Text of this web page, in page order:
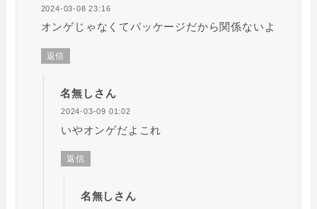
2024-03-08 23:16
オンゲじゃなくてパッケージだから関係ないよ
返信
名無しさん
2024-03-09 01:02
いやオンゲだよこれ
返信
名無しさん